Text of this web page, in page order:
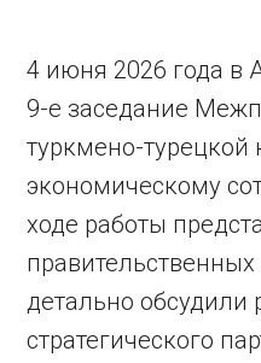
4 июня 2026 года в
9-е заседание
туркмено-турецкой
экономическому
ходе работы
детально обсудили
стратегического